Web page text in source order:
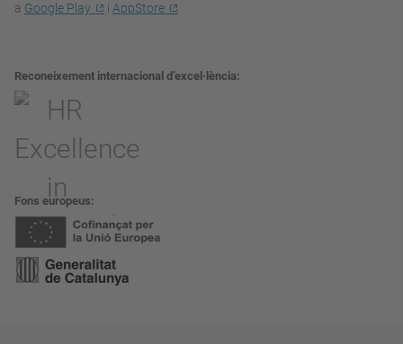
a Google Play i AppStore
Reconeixement internacional d’excel·lència
Fons europeus